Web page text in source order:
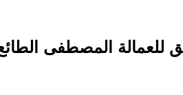
للعمالة المصطفى